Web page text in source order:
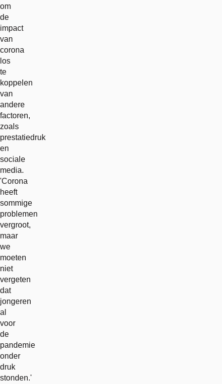
om
de
impact
van
corona
los
te
koppelen
van
andere
factoren,
zoals
prestatiedruk
en
sociale
media.
'Corona
heeft
sommige
problemen
vergroot,
maar
we
moeten
niet
vergeten
dat
jongeren
al
voor
de
pandemie
onder
druk
stonden.'